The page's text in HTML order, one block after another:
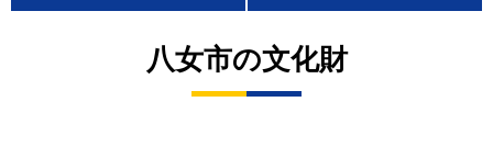
八女市の文化財